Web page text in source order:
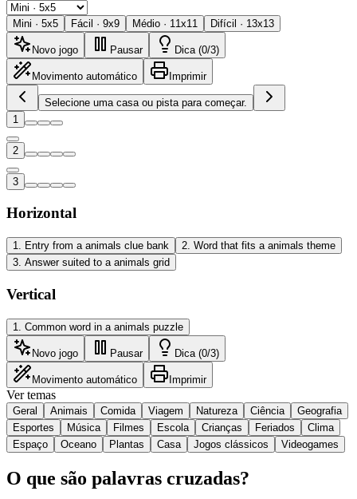
Mini · 5x5 Fácil · 9x9 Médio · 11x11 Difícil · 13x13
Novo jogo Pausar Dica (0/3)
Movimento automático Imprimir
Selecione uma casa ou pista para começar.
1
2
3
Horizontal
1. Entry from a animals clue bank 2. Word that fits a animals theme
3. Answer suited to a animals grid
Vertical
1 Common word in a animals puzzle
Novo jogo Pausar Dica (0/3)
Movimento automático Imprimir
Ver temas
Geral Animais Comida Viagem Natureza Ciência
Geografia
Esportes
Música Filmes Escola Crianças Feriados
Clima
Espaço
Oceano Plantas Casa Jogos clássicos Videogames
O que são palavras cruzadas?